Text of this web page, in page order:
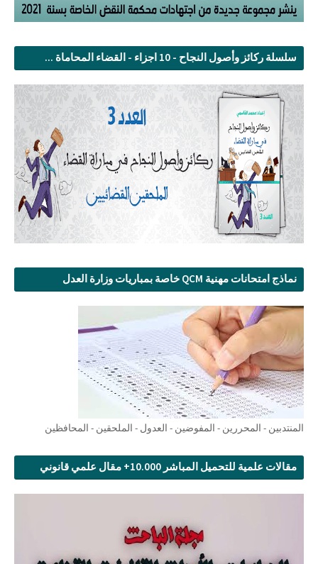
سلسلة ركائز وأصول النجاح - 10 اجزاء - القضاء المحاماة ...
نماذج امتحانات مهنية QCM خاصة بمباريات وزارة العدل
المنتدبين - المحررين - المفوضين - العدول - الملحقين - المحافظين
مقالات علمية للتحميل المباشر 10.000+ مقال علمي قانوني